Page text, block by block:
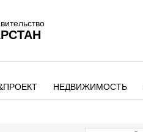
НЕДВИЖИМОСТЬ